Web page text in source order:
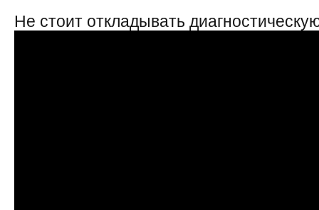
Не стоит откладывать